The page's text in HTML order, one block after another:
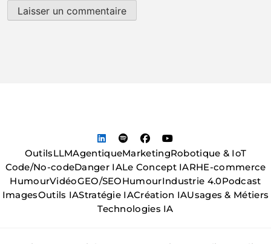
OutilsLLMAgentiqueMarketingRobotique & IoT
Code/No-codeDanger IALe Concept IARHE-commerce
HumourVidéoGEO/SEOHumourIndustrie 4.0Podcast
ImagesOutils IAStratégie IACréation IAUsages & Métiers
Technologies IA